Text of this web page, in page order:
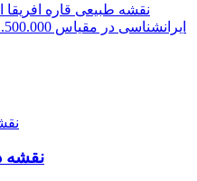
نقشه طبیعی قاره افریقا
نقشه